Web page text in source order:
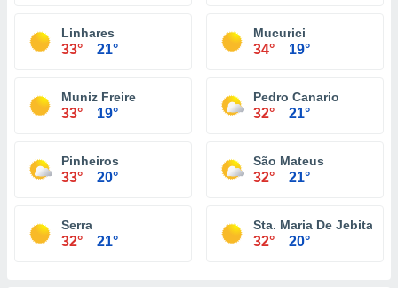
Linhares
33° 21°
Mucurici
34° 19°
Muniz Freire
33° 19°
Pedro Canario
32° 21°
Pinheiros
33° 20°
São Mateus
32° 21°
Serra
32° 21°
Sta. Maria De Jebita
32° 20°